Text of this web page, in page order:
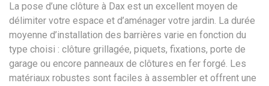
La pose d’une clôture à Dax est un excellent moyen de
délimiter votre espace et d’aménager votre jardin. La durée
moyenne d’installation des barrières varie en fonction du
type choisi : clôture grillagée, piquets, fixations, porte de
garage ou encore panneaux de clôtures en fer forgé. Les
matériaux robustes sont faciles à assembler et offrent une